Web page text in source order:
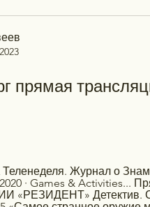
прямая
Журнал о
· ‎Games & Activities...
Детектив.